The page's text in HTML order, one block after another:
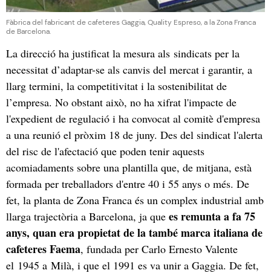
Fàbrica del fabricant de cafeteres Gaggia, Quality Espreso, a la Zona Franca
de Barcelona.
La direcció ha justificat la mesura als sindicats per la
necessitat d’adaptar-se als canvis del mercat i garantir, a
llarg termini, la competitivitat i la sostenibilitat de
l’empresa. No obstant això, no ha xifrat l'impacte de
l'expedient de regulació i ha convocat al comitè d'empresa
a una reunió el pròxim 18 de juny. Des del sindicat l'alerta
del risc de l'afectació que poden tenir aquests
acomiadaments sobre una plantilla que, de mitjana, està
formada per treballadors d'entre 40 i 55 anys o més. De
fet, la planta de Zona Franca és un complex industrial amb
llarga trajectòria a Barcelona, ja que es remunta a fa 75
anys, quan era propietat de la també marca italiana de
cafeteres Faema, fundada per Carlo Ernesto Valente
el 1945 a Milà, i que el 1991 es va unir a Gaggia. De fet,